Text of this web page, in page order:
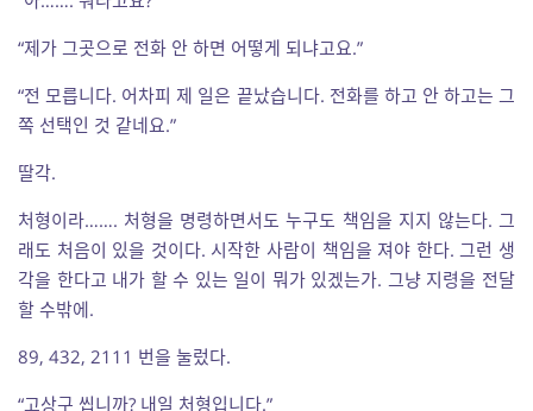
“제가 그곳으로 전화 안 하면 어떻게 되냐고요.”
“전 모릅니다. 어차피 제 일은 끝났습니다. 전화를 하고 안 하고는 그
쪽 선택인 것 같네요.”
딸각.
처형이라……. 처형을 명령하면서도 누구도 책임을 지지 않는다. 그
래도 처음이 있을 것이다. 시작한 사람이 책임을 져야 한다. 그런 생
각을 한다고 내가 할 수 있는 일이 뭐가 있겠는가. 그냥 지령을 전달
할 수밖에.
89, 432, 2111 번을 눌렀다.
“고상구 씹니까? 내일 처형입니다.”